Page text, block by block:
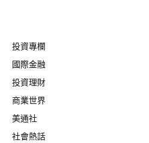
投資專欄
國際金融
投資理財
商業世界
美通社
社會熱話